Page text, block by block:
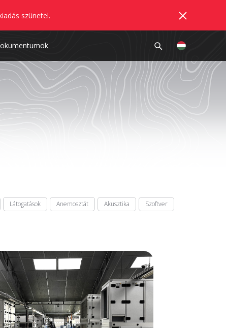
szünetel.
Látogatások Anemosztát Akusztika
Szoftver